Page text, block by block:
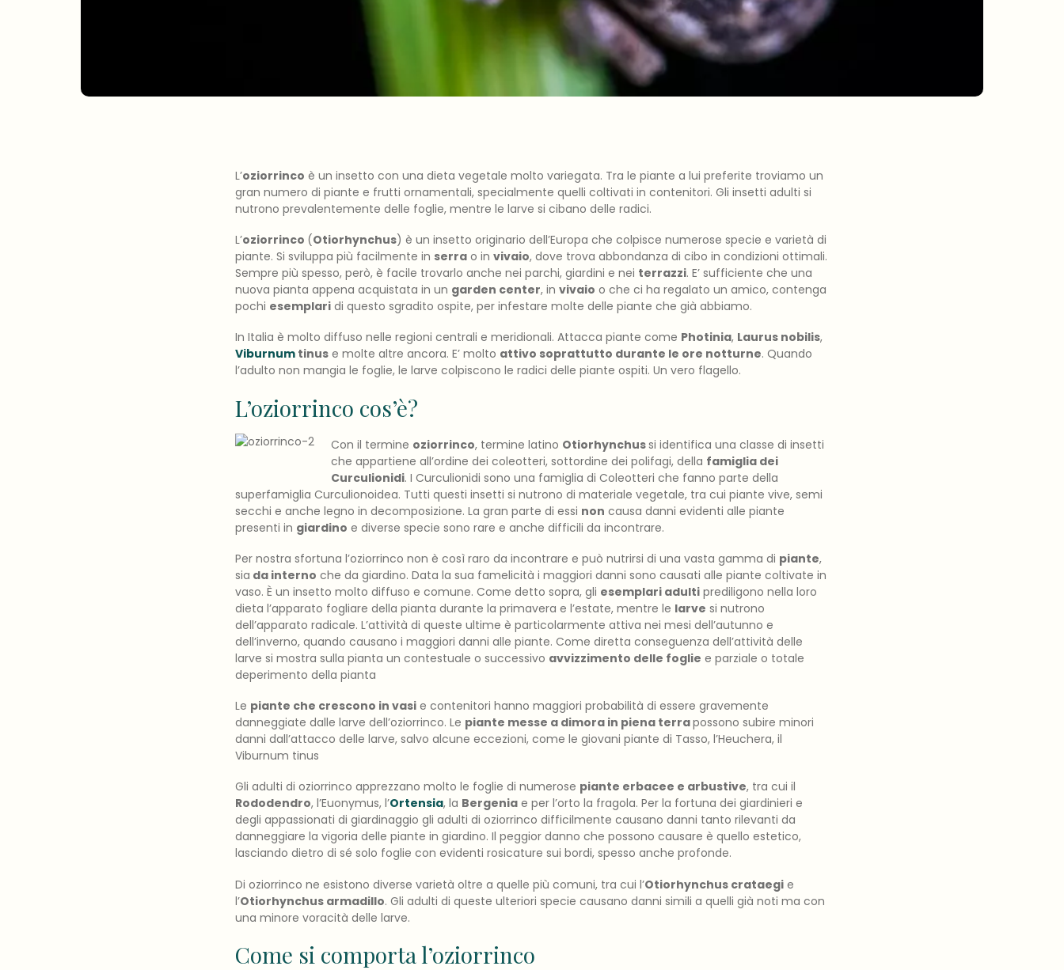
L’oziorrinco è un insetto con una dieta vegetale molto variegata. Tra le piante a lui preferite troviamo un
gran numero di piante e frutti ornamentali, specialmente quelli coltivati in contenitori. Gli insetti adulti si
nutrono prevalentemente delle foglie, mentre le larve si cibano delle radici.
L’oziorrinco (Otiorhynchus) è un insetto originario dell’Europa che colpisce numerose specie e varietà di
piante. Si sviluppa più facilmente in serra o in vivaio, dove trova abbondanza di cibo in condizioni ottimali.
Sempre più spesso, però, è facile trovarlo anche nei parchi, giardini e nei terrazzi. E’ sufficiente che una
nuova pianta appena acquistata in un garden center, in vivaio o che ci ha regalato un amico, contenga
pochi esemplari di questo sgradito ospite, per infestare molte delle piante che già abbiamo.
In Italia è molto diffuso nelle regioni centrali e meridionali. Attacca piante come Photinia, Laurus nobilis,
Viburnum tinus e molte altre ancora. E’ molto attivo soprattutto durante le ore notturne. Quando
l’adulto non mangia le foglie, le larve colpiscono le radici delle piante ospiti. Un vero flagello.
L’oziorrinco cos’è?
Con il termine oziorrinco, termine latino Otiorhynchussi identifica una classe di insetti
che appartiene all’ordine dei coleotteri, sottordine dei polifagi, della famiglia dei
Curculionidi. I Curculionidi sono una famiglia di Coleotteri che fanno parte della
superfamiglia Curculionoidea. Tutti questi insetti si nutrono di materiale vegetale, tra cui piante vive, semi
secchi e anche legno in decomposizione. La gran parte di essi non causa danni evidenti alle piante
presenti in giardino e diverse specie sono rare e anche difficili da incontrare.
Per nostra sfortuna l’oziorrinco non è così raro da incontrare e può nutrirsi di una vasta gamma di piante,
sia da interno che da giardino. Data la sua famelicità i maggiori danni sono causati alle piante coltivate in
vaso. È un insetto molto diffuso e comune. Come detto sopra, gli esemplari adulti prediligono nella loro
dieta l’apparato fogliare della pianta durante la primavera e l’estate, mentre le larve si nutrono
dell’apparato radicale. L’attività di queste ultime è particolarmente attiva nei mesi dell’autunno e
dell’inverno, quando causano i maggiori danni alle piante. Come diretta conseguenza dell’attività delle
larve si mostra sulla pianta un contestuale o successivo avvizzimento delle foglie e parziale o totale
deperimento della pianta
Le piante che crescono in vasi e contenitori hanno maggiori probabilità di essere gravemente
danneggiate dalle larve dell’oziorrinco. Le piante messe a dimora in piena terrapossono subire minori
danni dall’attacco delle larve, salvo alcune eccezioni, come le giovani piante di Tasso, l’Heuchera, il
Viburnum tinus
Gli adulti di oziorrinco apprezzano molto le foglie di numerose piante erbacee e arbustive, tra cui il
Rododendro, l’Euonymus, l’Ortensia, la Bergenia e per l’orto la fragola. Per la fortuna dei giardinieri e
degli appassionati di giardinaggio gli adulti di oziorrinco difficilmente causano danni tanto rilevanti da
danneggiare la vigoria delle piante in giardino. Il peggior danno che possono causare è quello estetico,
lasciando dietro di sé solo foglie con evidenti rosicature sui bordi, spesso anche profonde.
Di oziorrinco ne esistono diverse varietà oltre a quelle più comuni, tra cui l’Otiorhynchus crataegi e
l’Otiorhynchus armadillo. Gli adulti di queste ulteriori specie causano danni simili a quelli già noti ma con
una minore voracità delle larve.
Come si comporta l’oziorrinco